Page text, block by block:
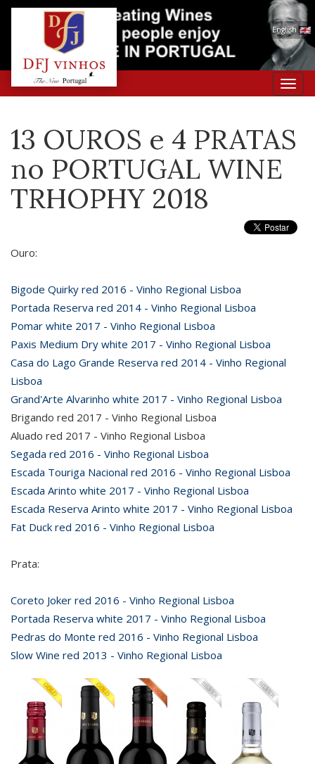
English
13 OUROS e 4 PRATAS
no PORTUGAL WINE
TRHOPHY 2018
Ouro:
Bigode Quirky red 2016 - Vinho Regional Lisboa
Portada Reserva red 2014 - Vinho Regional Lisboa
Pomar white 2017 - Vinho Regional Lisboa
Paxis Medium Dry white 2017 - Vinho Regional Lisboa
Casa do Lago Grande Reserva red 2014 - Vinho Regional
Lisboa
Grand'Arte Alvarinho white 2017 - Vinho Regional Lisboa
Brigando red 2017 - Vinho Regional Lisboa
Aluado red 2017 - Vinho Regional Lisboa
Segada red 2016 - Vinho Regional Lisboa
Escada Touriga Nacional red 2016 - Vinho Regional Lisboa
Escada Arinto white 2017 - Vinho Regional Lisboa
Escada Reserva Arinto white 2017 - Vinho Regional Lisboa
Fat Duck red 2016 - Vinho Regional Lisboa
Prata:
Coreto Joker red 2016 - Vinho Regional Lisboa
Portada Reserva white 2017 - Vinho Regional Lisboa
Pedras do Monte red 2016 - Vinho Regional Lisboa
Slow Wine red 2013 - Vinho Regional Lisboa